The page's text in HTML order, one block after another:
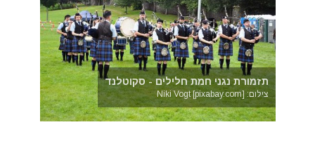
תזמורת נגני חמת חלילים - סקוטלנד
צילום: Niki Vogt [pixabay.com]